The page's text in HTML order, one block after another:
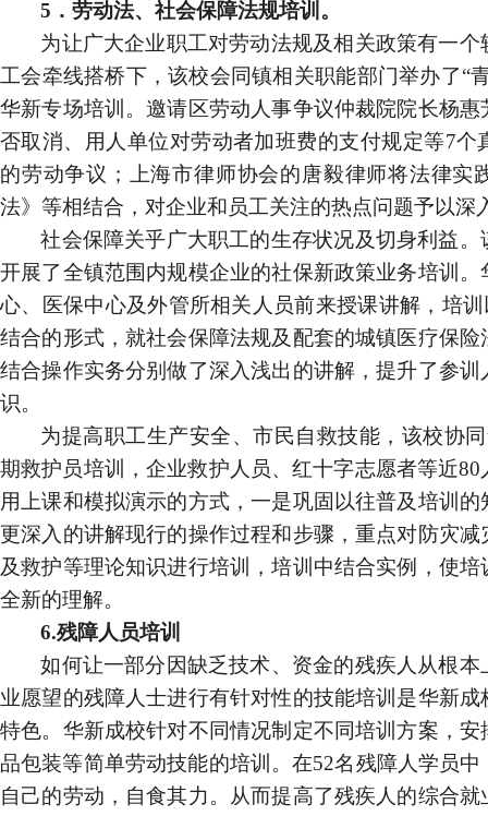
5 ．劳动法、社会保障法规培训。
为让广大企业职工对劳动法规及相关政策有一
工会牵线搭桥下，该校会同镇相关职能部门举办了“
华新专场培训。邀请区劳动人事争议仲裁院院长杨
否取消、用人单位对劳动者加班费的支付规定等7个
的劳动争议；上海市律师协会的唐毅律师将法律实
法》等相结合，对企业和员工关注的热点问题予以深
社会保障关乎广大职工的生存状况及切身利益
开展了全镇范围内规模企业的社保新政策业务培训
心、医保中心及外管所相关人员前来授课讲解，培
结合的形式，就社会保障法规及配套的城镇医疗保
结合操作实务分别做了深入浅出的讲解，提升了参
识。
为提高职工生产安全、市民自救技能，该校协
期救护员培训，企业救护人员、红十字志愿者等近80
用上课和模拟演示的方式，一是巩固以往普及培训
更深入的讲解现行的操作过程和步骤，重点对防灾
及救护等理论知识进行培训，培训中结合实例，使
全新的理解。
6.残障人员培训
如何让一部分因缺乏技术、资金的残疾人从根
业愿望的残障人士进行有针对性的技能培训是华新
特色。华新成校针对不同情况制定不同培训方案，
品包装等简单劳动技能的培训。在52名残障人学员中
自己的劳动，自食其力。从而提高了残疾人的综合